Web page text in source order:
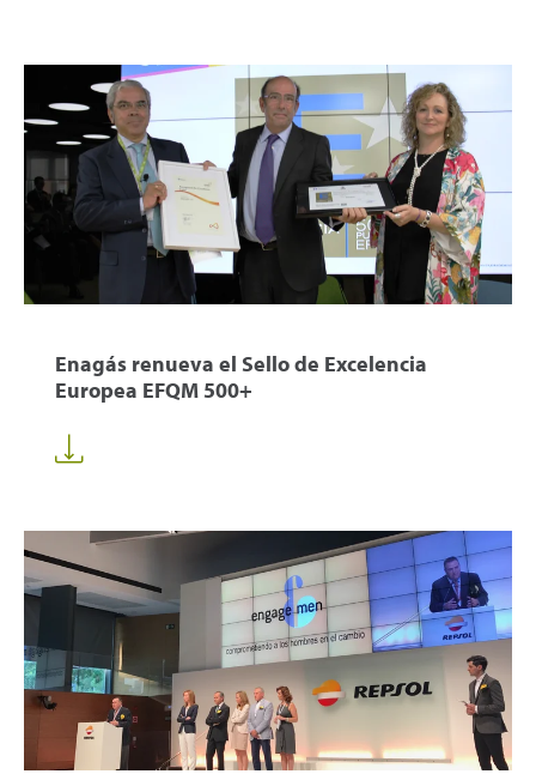
Enagás renueva el Sello de Excelencia
Europea EFQM 500+